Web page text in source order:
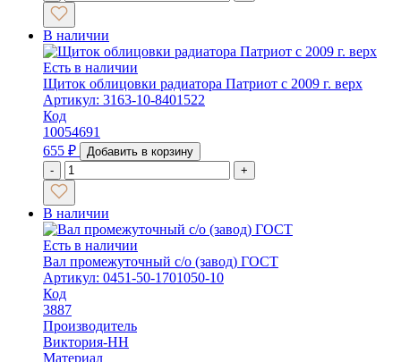
В наличии
Есть в наличии
Щиток облицовки радиатора Патриот с 2009 г. верх
Артикул: 3163-10-8401522
Код
10054691
655 ₽
Добавить в корзину
-
+
В наличии
Есть в наличии
Вал промежуточный с/о (завод) ГОСТ
Артикул: 0451-50-1701050-10
Код
3887
Производитель
Виктория-НН
Материал